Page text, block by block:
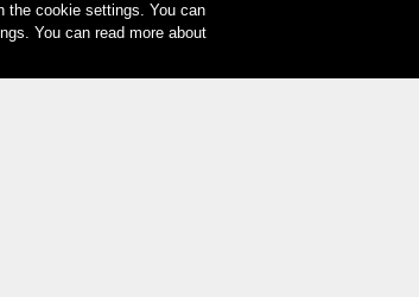
the cookie settings. You can
You can read more about